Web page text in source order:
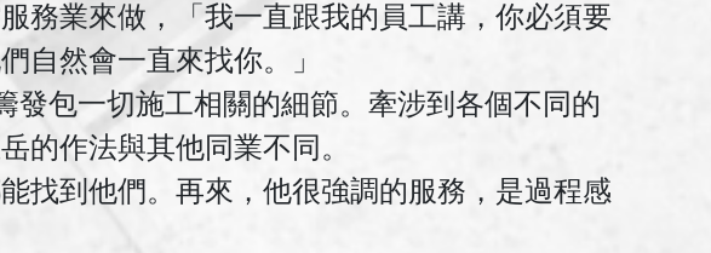
務業來做，「我一直跟我的員工講，你必須要
自然會一直來找你。」
包一切施工相關的細節。牽涉到各個不同的
的作法與其他同業不同。
找到他們。再來，他很強調的服務，是過程感